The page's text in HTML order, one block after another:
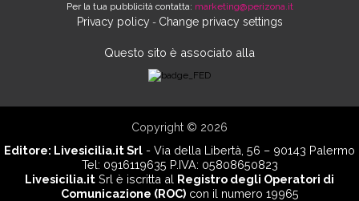
Per la tua pubblicità contatta: marketing@perizona.it
Privacy policy- Change privacy settings
Questo sito è associato alla
Copyright © 2026
Editore: Livesicilia.it Srl - Via della Libertà, 56 – 90143 Palermo
Tel: 0916119635 P.IVA: 05808650823
Livesicilia.it Srl è iscritta al Registro degli Operatori di
Comunicazione (ROC)con il numero 19965